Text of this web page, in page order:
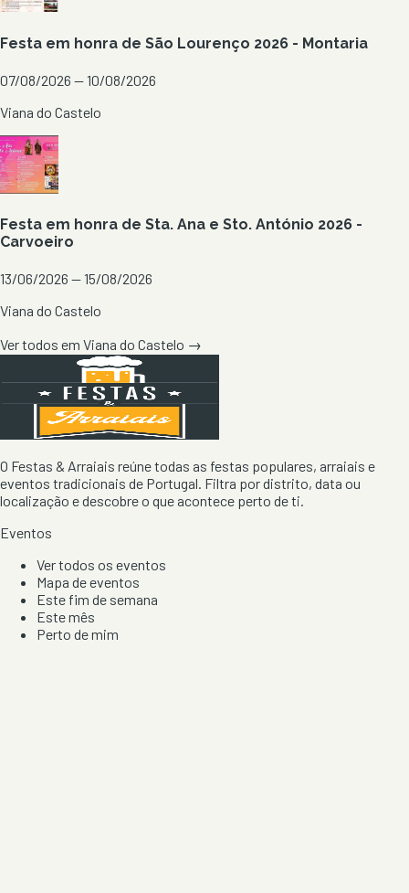
Festa em honra de São Lourenço 2026 - Montaria
07/08/2026 — 10/08/2026
Viana do Castelo
Festa em honra de Sta. Ana e Sto. António 2026 -
Carvoeiro
13/06/2026 — 15/08/2026
Viana do Castelo
Ver todos em Viana do Castelo →
O Festas & Arraiais reúne todas as festas populares, arraiais e
eventos tradicionais de Portugal. Filtra por distrito, data ou
localização e descobre o que acontece perto de ti.
Eventos
Ver todos os eventos
Mapa de eventos
Este fim de semana
Este mês
Perto de mim